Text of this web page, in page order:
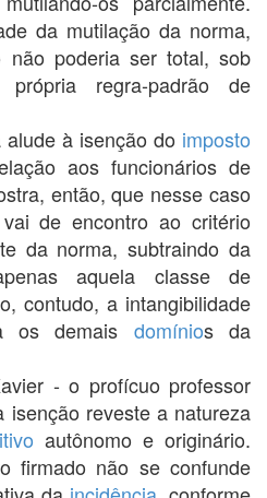
da mutilação da norma,
não poderia ser total, sob
regra-padrão de
à isenção do imposto
aos funcionários de
então, que nesse caso
de encontro ao critério
da norma, subtraindo da
aquela classe de
contudo, a intangibilidade
os demais domínios da
- o profícuo professor
isenção reveste a natureza
autônomo e originário.
firmado não se confunde